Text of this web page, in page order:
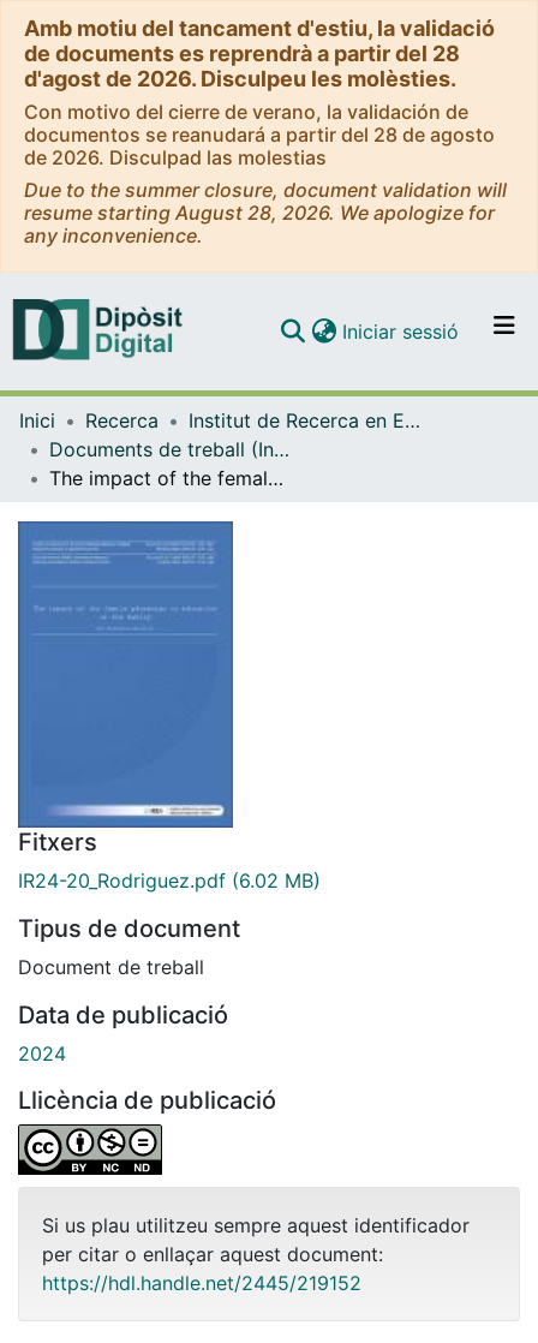
Amb motiu del tancament d'estiu, la validació
de documents es reprendrà a partir del 28
d'agost de 2026. Disculpeu les molèsties.
Con motivo del cierre de verano, la validación de
documentos se reanudará a partir del 28 de agosto
de 2026. Disculpad las molestias
Due to the summer closure, document validation will
resume starting August 28, 2026. We apologize for
any inconvenience.
Navega per tot el DD
Com publicar
Iniciar sessió (current)
Inici Recerca
Institut de Recerca en Economia Aplicada Regional i Pública (IREA)
Documents de treball (Institut de Recerca en Economia Aplicada Regional i Pública (IREA))
The impact of the female advantage in education on the family
Fitxers
IR24-20_Rodriguez.pdf (6.02 MB)
Tipus de document
Document de treball
Data de publicació
2024
Llicència de publicació
Si us plau utilitzeu sempre aquest identificador
per citar o enllaçar aquest document:
https://hdl.handle.net/2445/219152